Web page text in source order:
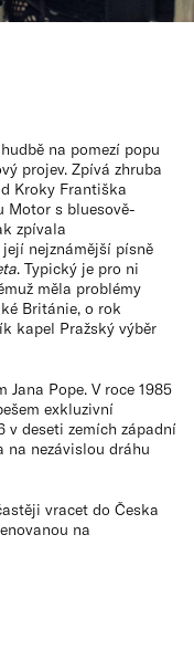
na pomezí popu
projev. Zpívá zhruba
Kroky Františka
Motor s bluesově-
zpívala
nejznámější písně
. Typický je pro ni
měla problémy
Británie, o rok
kapel Pražský výběr
Pope. V roce 1985
exkluzivní
v deseti zemích západní
na nezávislou dráhu
vracet do Česka
na